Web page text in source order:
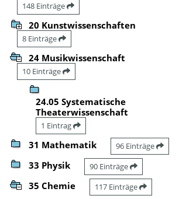
148 Einträge
20 Kunstwissenschaften
8 Einträge
24 Musikwissenschaft
10 Einträge
24.05 Systematische
Theaterwissenschaft
1 Eintrag
31 Mathematik 96 Einträge
33 Physik 90 Einträge
35 Chemie 117 Einträge